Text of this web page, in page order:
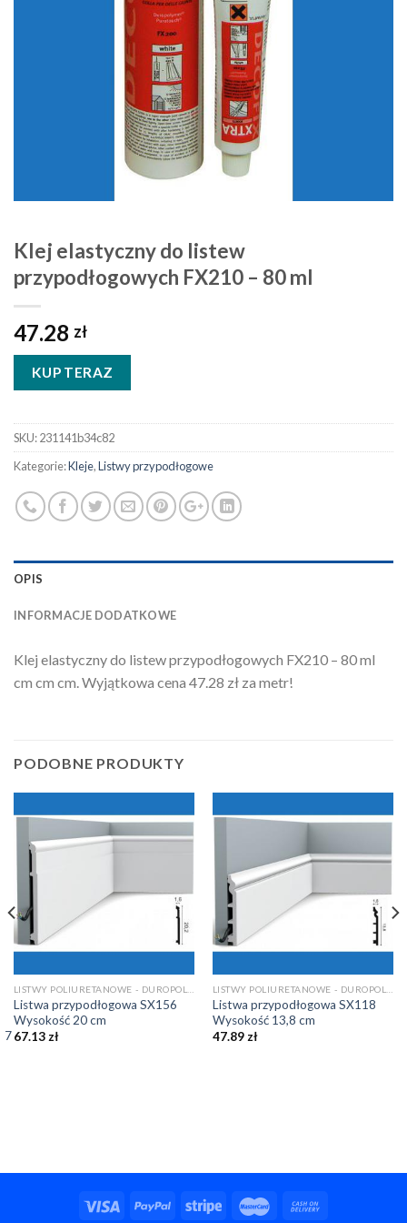
Klej elastyczny do listew
przypodłogowych FX210 – 80 ml
47.28 zł
KUP TERAZ
SKU:231141b34c82
Kategorie:Kleje,Listwy przypodłogowe
OPIS
INFORMACJE DODATKOWE
Klej elastyczny do listew przypodłogowych FX210 – 80 ml
cm cm cm. Wyjątkowa cena 47.28 zł za metr!
PODOBNE PRODUKTY
Listwa przypodłogowa SX156
Wysokość 20 cm
67.13 zł
Listwa przypodłogowa SX118
Wysokość 13,8 cm
47.89 zł